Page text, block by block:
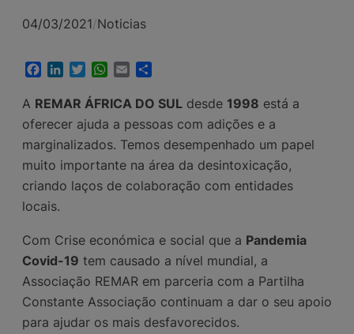
04/03/2021/Noticias
Facebook
LinkedInTwitterWhatsApp
Email
A REMAR ÁFRICA DO SUL desde 1998 está a
oferecer ajuda a pessoas com adições e a
marginalizados. Temos desempenhado um papel
muito importante na área da desintoxicação,
criando laços de colaboração com entidades
locais.
Com Crise económica e social que a Pandemia
Covid-19 tem causado a nível mundial, a
Associação REMAR em parceria com a Partilha
Constante Associação continuam a dar o seu apoio
para ajudar os mais desfavorecidos.